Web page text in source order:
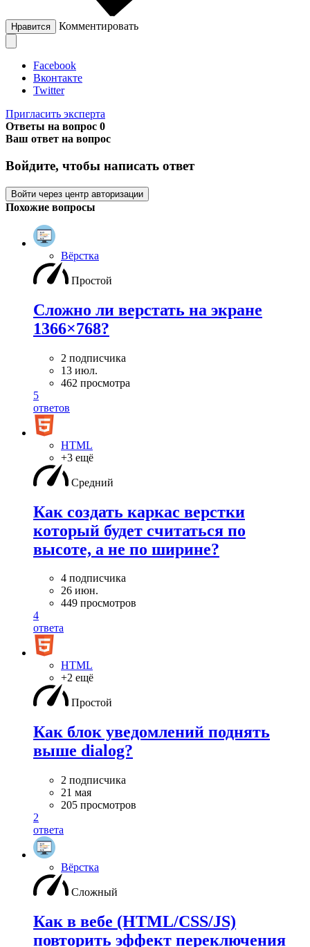
Нравится Комментировать
Facebook
Вконтакте
Twitter
Пригласить эксперта
Ответы на вопрос 0
Ваш ответ на вопрос
Войдите, чтобы написать ответ
Войти через центр авторизации
Похожие вопросы
Вёрстка
Простой
Сложно ли верстать на экране
1366×768?
2 подписчика
13 июл.
462 просмотра
5
ответов
HTML
+3 ещё
Средний
Как создать каркас верстки
который будет считаться по
высоте, а не по ширине?
4 подписчика
26 июн.
449 просмотров
4
ответа
HTML
+2 ещё
Простой
Как блок уведомлений поднять
выше dialog?
2 подписчика
21 мая
205 просмотров
2
ответа
Вёрстка
Сложный
Как в вебе (HTML/CSS/JS)
повторить эффект переключения